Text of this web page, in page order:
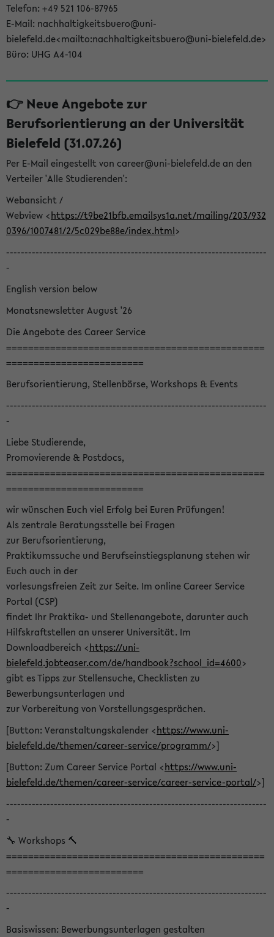
Telefon: +49 521 106-87965
E-Mail: nachhaltigkeitsbuero@uni-
bielefeld.de<mailto:nachhaltigkeitsbuero@uni-bielefeld.de>
Büro: UHG A4-104
👉 Neue Angebote zur
Berufsorientierung an der Universität
Bielefeld (31.07.26)
Per E-Mail eingestellt von career@uni-bielefeld.de an den
Verteiler 'Alle Studierenden':
Webansicht /
Webview <https://t9be21bfb.emailsys1a.net/mailing/203/932
0396/1007481/2/5c029be88e/index.html>
-----------------------------------------------------------------------
-
English version below
Monatsnewsletter August '26
Die Angebote des Career Service
===============================================
=========================
Berufsorientierung, Stellenbörse, Workshops & Events
-----------------------------------------------------------------------
-
Liebe Studierende,
Promovierende & Postdocs,
===============================================
=========================
wir wünschen Euch viel Erfolg bei Euren Prüfungen!
Als zentrale Beratungsstelle bei Fragen
zur Berufsorientierung,
Praktikumssuche und Berufseinstiegsplanung stehen wir
Euch auch in der
vorlesungsfreien Zeit zur Seite. Im online Career Service
Portal (CSP)
findet Ihr Praktika- und Stellenangebote, darunter auch
Hilfskraftstellen an unserer Universität. Im
Downloadbereich <https://uni-
bielefeld.jobteaser.com/de/handbook?school_id=4600>
gibt es Tipps zur Stellensuche, Checklisten zu
Bewerbungsunterlagen und
zur Vorbereitung von Vorstellungsgesprächen.
[Button: Veranstaltungskalender <https://www.uni-
bielefeld.de/themen/career-service/programm/>]
[Button: Zum Career Service Portal <https://www.uni-
bielefeld.de/themen/career-service/career-service-portal/>]
-----------------------------------------------------------------------
-
🔧 Workshops 🔨
===============================================
=========================
-----------------------------------------------------------------------
-
Basiswissen: Bewerbungsunterlagen gestalten